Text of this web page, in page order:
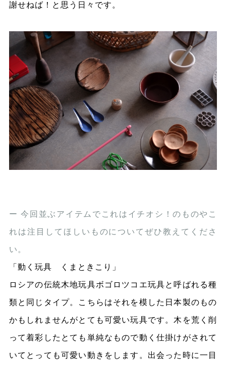
謝せねば！と思う日々です。
ー 今回並ぶアイテムでこれはイチオシ！のものやこ
れは注目してほしいものについてぜひ教えてくださ
い。
「動く玩具 くまときこり」
ロシアの伝統木地玩具ボゴロツコエ玩具と呼ばれる種
類と同じタイプ。こちらはそれを模した日本製のもの
かもしれませんがとても可愛い玩具です。木を荒く削
って着彩したとても単純なもので動く仕掛けがされて
いてとっても可愛い動きをします。出会った時に一目